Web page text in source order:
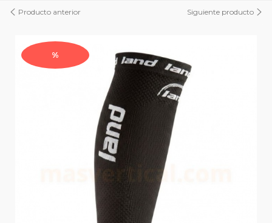
Producto anterior Siguiente producto
%